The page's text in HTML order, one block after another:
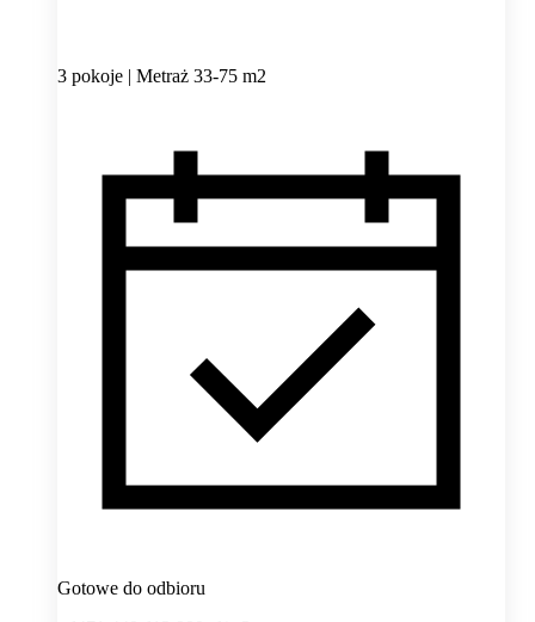
3 pokoje | Metraż 33-75 m2
Gotowe do odbioru